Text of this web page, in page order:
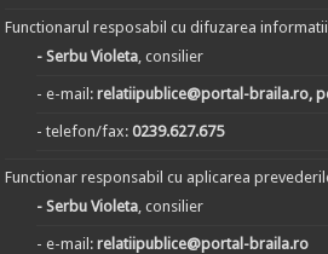
Functionarul resposabil cu difuzarea
- Serbu Violeta, consilier
- e-mail:relatiipublice@portal-braila.ro,
- telefon/fax:0239.627.675
Functionar responsabil cu aplicarea
- Serbu Violeta, consilier
- e-mail:relatiipublice@portal-braila.ro